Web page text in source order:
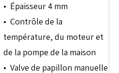
• Épaisseur 4 mm
• Contrôle de la
température, du moteur et
de la pompe de la maison
• Valve de papillon manuelle